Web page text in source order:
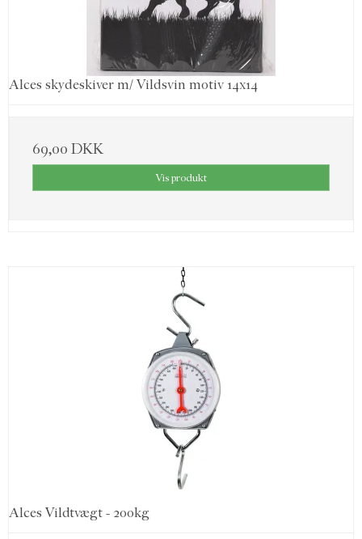
Alces skydeskiver m/ Vildsvin motiv 14x14
69,00 DKK
Vis produkt
Alces Vildtvægt - 200kg